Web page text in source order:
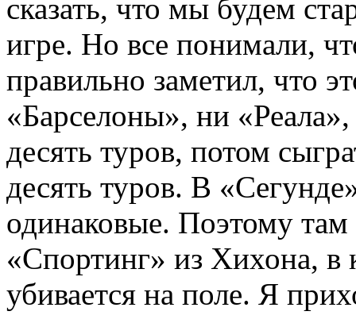
сказать, что мы будем
игре. Но все понимали,
правильно заметил, что
«Барселоны», ни
десять туров, потом
десять туров. В
одинаковые. Поэтому там
«Спортинг» из Хихона,
убивается на поле. Я